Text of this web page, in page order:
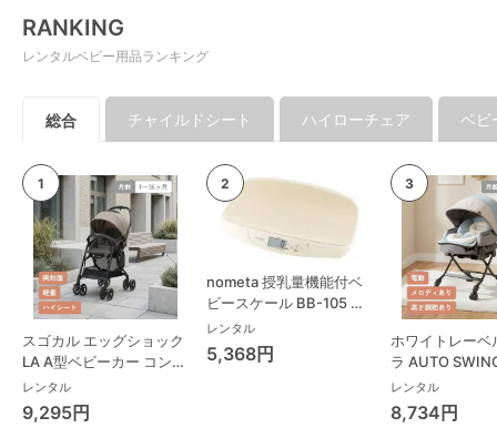
RANKING
レンタルベビー用品ランキング
総合 チャイルドシート ハイローチェア ベビ
スゴカル エッグショック
LA A型ベビーカー コンビ
(Combi)
レンタル
9,295円
nometa 授乳量機能付ベ
ビースケール BB-105 タ
ニタ(TANITA) ベビースケ
ール・体重計
レンタル
5,368円
ホワイトレーベ
ラ AUTO
Long スリープ
コンビ(Combi)
レンタル
8,734円